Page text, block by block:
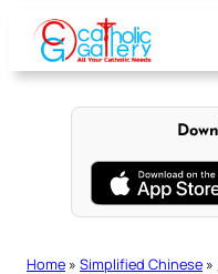
content
Home » Simplified Chinese »